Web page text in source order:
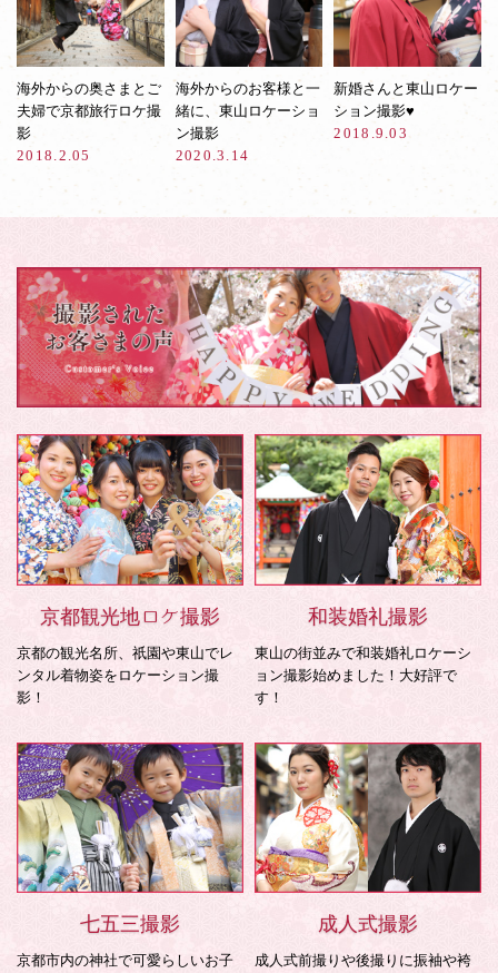
海外からの奥さまとご
夫婦で京都旅行ロケ撮
影
2018.2.05
海外からのお客様と一
緒に、東山ロケーショ
ン撮影
2020.3.14
新婚さんと東山ロケー
ション撮影♥︎
2018.9.03
京都観光地ロケ撮影
京都の観光名所、祇園や東山でレ
ンタル着物姿をロケーション撮
影！
和装婚礼撮影
東山の街並みで和装婚礼ロケーシ
ョン撮影始めました！大好評で
す！
七五三撮影
京都市内の神社で可愛らしいお子
成人式撮影
成人式前撮りや後撮りに振袖や袴